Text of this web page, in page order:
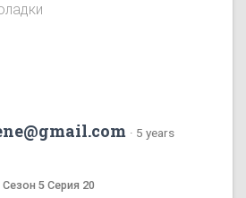
· 5 years
5 Серия 20